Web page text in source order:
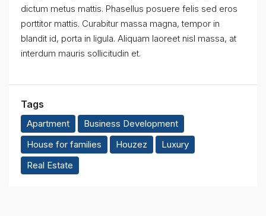
dictum metus mattis. Phasellus posuere felis sed eros
porttitor mattis. Curabitur massa magna, tempor in
blandit id, porta in ligula. Aliquam laoreet nisl massa, at
interdum mauris sollicitudin et.
Tags
Apartment
Business Development
House for families
Houzez
Luxury
Real Estate